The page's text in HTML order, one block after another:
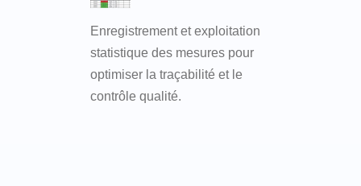
Enregistrement et exploitation
statistique des mesures pour
optimiser la traçabilité et le
contrôle qualité.